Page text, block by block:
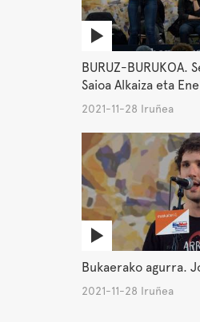
BURUZ-BURUKOA.
Saioa Alkaiza eta
2021-11-28 Iruñea
Bukaerako agurra.
2021-11-28 Iruñea